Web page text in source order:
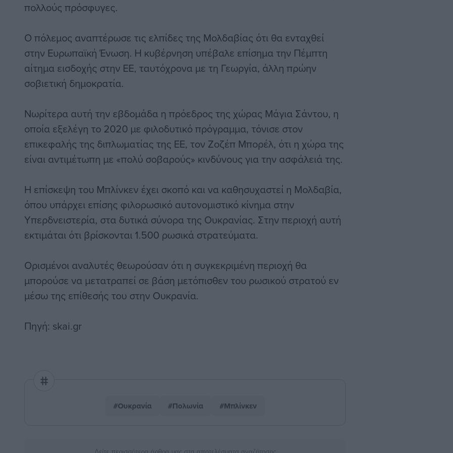
πολλούς πρόσφυγες.
Ο πόλεμος αναπτέρωσε τις ελπίδες της Μολδαβίας ότι θα ενταχθεί
στην Ευρωπαϊκή Ένωση. Η κυβέρνηση υπέβαλε επίσημα την Πέμπτη
αίτημα εισδοχής στην ΕΕ, ταυτόχρονα με τη Γεωργία, άλλη πρώην
σοβιετική δημοκρατία.
Νωρίτερα αυτή την εβδομάδα η πρόεδρος της χώρας Μάγια Σάντου, η
οποία εξελέγη το 2020 με φιλοδυτικό πρόγραμμα, τόνισε στον
επικεφαλής της διπλωματίας της ΕΕ, τον Ζοζέπ Μπορέλ, ότι η χώρα της
είναι αντιμέτωπη με «πολύ σοβαρούς» κινδύνους για την ασφάλειά της.
Η επίσκεψη του Μπλίνκεν έχει σκοπό και να καθησυχαστεί η Μολδαβία,
όπου υπάρχει επίσης φιλορωσικό αυτονομιστικό κίνημα στην
Υπερδνειστερία, στα δυτικά σύνορα της Ουκρανίας. Στην περιοχή αυτή
εκτιμάται ότι βρίσκονται 1.500 ρωσικά στρατεύματα.
Ορισμένοι αναλυτές θεωρούσαν ότι η συγκεκριμένη περιοχή θα
μπορούσε να μετατραπεί σε βάση μετόπισθεν του ρωσικού στρατού εν
μέσω της επίθεσής του στην Ουκρανία.
Πηγή: skai.gr
#Ουκρανία #Πολωνία #Μπλίνκεν